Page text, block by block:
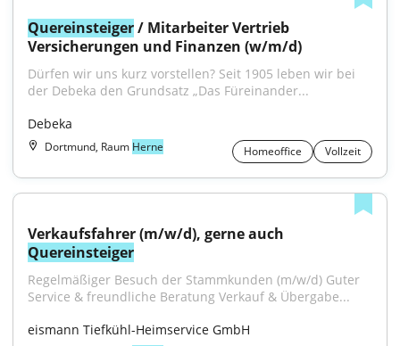
Quereinsteiger / Mitarbeiter Vertrieb
Versicherungen und Finanzen (w/m/d)
Dürfen wir uns kurz vorstellen? Seit 1905 leben wir bei
der Debeka den Grundsatz „Das Füreinander...
Debeka
Dortmund, Raum Herne Homeoffice Vollzeit
Quereinsteiger
Regelmäßiger Besuch der Stammkunden (m/w/d) Guter
Service & freundliche Beratung Verkauf & Übergabe...
eismann Tiefkühl-Heimservice GmbH